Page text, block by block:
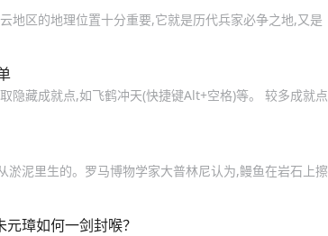
地区的地理位置十分重要,它就是历代兵家必争之地,又是
隐藏成就点,如飞鹤冲天(快捷键Alt+空格)等。 较多成就点
淤泥里生的。罗马博物学家大普林尼认为,鳗鱼在岩石上擦
璋如何一剑封喉？